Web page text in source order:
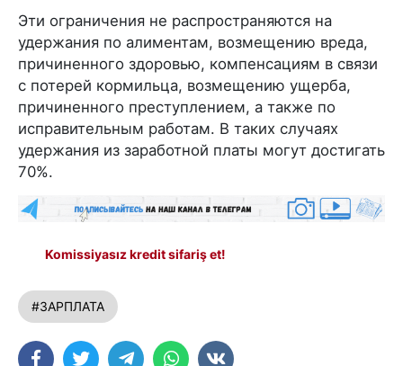
Эти ограничения не распространяются на
удержания по алиментам, возмещению вреда,
причиненного здоровью, компенсациям в связи
с потерей кормильца, возмещению ущерба,
причиненного преступлением, а также по
исправительным работам. В таких случаях
удержания из заработной платы могут достигать
70%.
Komissiyasız kredit sifariş et!
#ЗАРПЛАТА